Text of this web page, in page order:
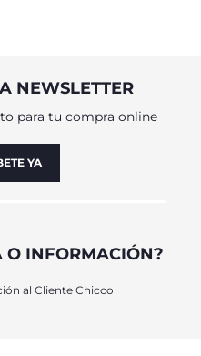
NEWSLETTER
para tu compra online
YA
O INFORMACIÓN?
al Cliente Chicco